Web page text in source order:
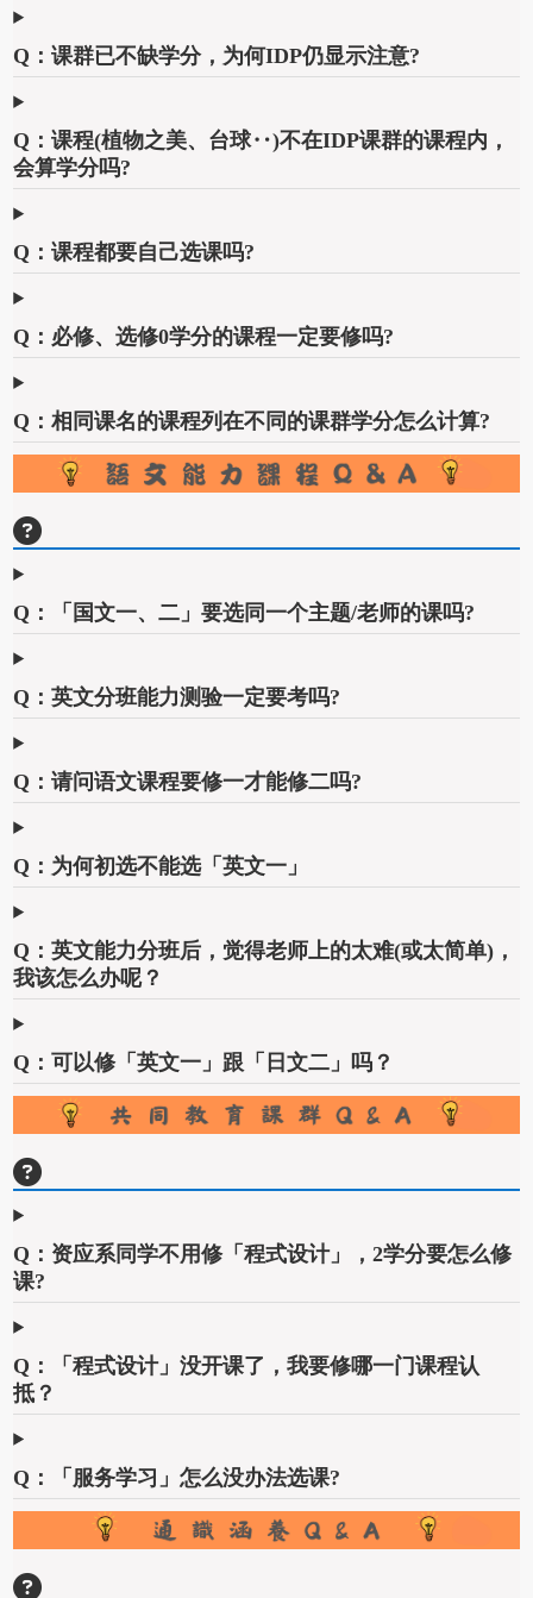
Q：课群已不缺学分，为何IDP仍显示注意?
Q：课程(植物之美、台球‥)不在IDP课群的课程内，
会算学分吗?
Q：课程都要自己选课吗?
Q：必修、选修0学分的课程一定要修吗?
Q：相同课名的课程列在不同的课群学分怎么计算?
Q：「国文一、二」要选同一个主题/老师的课吗?
Q：英文分班能力测验一定要考吗?
Q：请问语文课程要修一才能修二吗?
Q：为何初选不能选「英文一」
Q：英文能力分班后，觉得老师上的太难(或太简单)，
我该怎么办呢？
Q：可以修「英文一」跟「日文二」吗？
Q：资应系同学不用修「程式设计」，2学分要怎么修
课?
Q：「程式设计」没开课了，我要修哪一门课程认
抵？
Q：「服务学习」怎么没办法选课?